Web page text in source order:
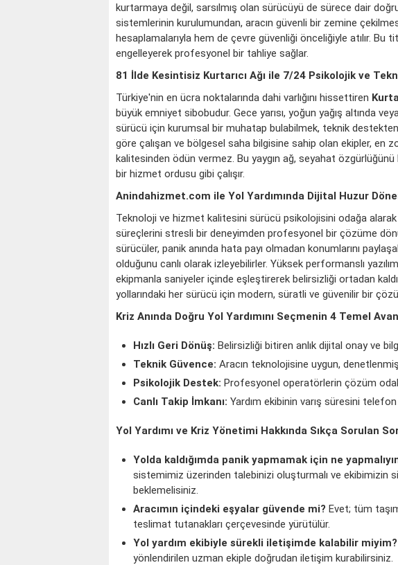
kurtarmaya değil, sarsılmış olan sürücüyü de sürece dair
sistemlerinin kurulumundan, aracın güvenli bir zemine
hesaplamalarıyla hem de çevre güvenliği önceliğiyle atılır. Bu
engelleyerek profesyonel bir tahliye sağlar.
81 İlde Kesintisiz Kurtarıcı Ağı ile 7/24 Psikolojik ve
Türkiye'nin en ücra noktalarında dahi varlığını hissettiren
büyük emniyet sibobudur. Gece yarısı, yoğun yağış altında
sürücü için kurumsal bir muhatap bulabilmek, teknik
göre çalışan ve bölgesel saha bilgisine sahip olan ekipler, en
kalitesinden ödün vermez. Bu yaygın ağ, seyahat özgürlüğünü
bir hizmet ordusu gibi çalışır.
Anindahizmet.com ile Yol Yardımında Dijital Huzur
Teknoloji ve hizmet kalitesini sürücü psikolojisini odağa
süreçlerini stresli bir deneyimden profesyonel bir çözüme
sürücüler, panik anında hata payı olmadan konumlarını
olduğunu canlı olarak izleyebilirler. Yüksek performanslı
ekipmanla saniyeler içinde eşleştirerek belirsizliği ortadan
yollarındaki her sürücü için modern, süratli ve güvenilir bir
Kriz Anında Doğru Yol Yardımını Seçmenin 4 Temel
Hızlı Geri Dönüş: Belirsizliği bitiren anlık dijital onay ve
Teknik Güvence: Aracın teknolojisine uygun, denetlenmiş
Psikolojik Destek: Profesyonel operatörlerin çözüm
Canlı Takip İmkanı: Yardım ekibinin varış süresini
Yol Yardımı ve Kriz Yönetimi Hakkında Sıkça Sorulan
Yolda kaldığımda panik yapmamak için ne
sistemimiz üzerinden talebinizi oluşturmalı ve ekibimizin
beklemelisiniz.
Aracımın içindeki eşyalar güvende mi? Evet; tüm
teslimat tutanakları çerçevesinde yürütülür.
Yol yardım ekibiyle sürekli iletişimde kalabilir miyim?
yönlendirilen uzman ekiple doğrudan iletişim kurabilirsiniz.